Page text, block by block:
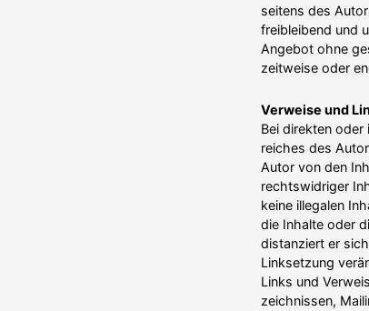
seitens des
freibleibend und
Angebot ohne
zeitweise oder
Verweise und
Bei direkten
reiches des
Autor von den
rechts­widriger
keine illegalen
die Inhalte oder
distanziert er
Linksetzung
Links und
zeich­nissen,